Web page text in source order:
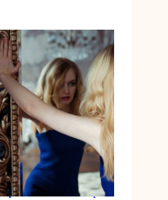
prin schimbări simple